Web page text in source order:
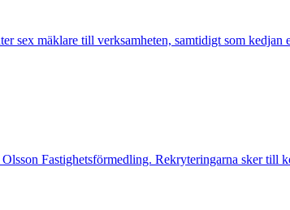
sex mäklare till verksamheten, samtidigt som
Fastighetsförmedling. Rekryteringarna sker